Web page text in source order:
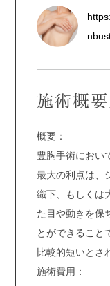
施術概
概要：
豊胸手術におい
最大の利点は、
織下、もしくは
た目や動きを保
とができること
比較的短いとさ
施術費用：